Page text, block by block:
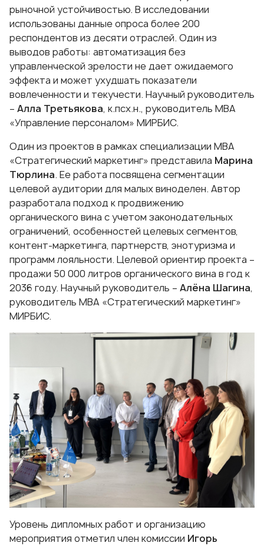
рыночной устойчивостью. В исследовании
использованы данные опроса более 200
респондентов из десяти отраслей. Один из
выводов работы: автоматизация без
управленческой зрелости не дает ожидаемого
эффекта и может ухудшать показатели
вовлеченности и текучести. Научный руководитель
– Алла Третьякова, к.псх.н., руководитель МВА
«Управление персоналом» МИРБИС.
Один из проектов в рамках специализации МВА
«Стратегический маркетинг» представила Марина
Тюрлина. Ее работа посвящена сегментации
целевой аудитории для малых виноделен. Автор
разработала подход к продвижению
органического вина с учетом законодательных
ограничений, особенностей целевых сегментов,
контент-маркетинга, партнерств, энотуризма и
программ лояльности. Целевой ориентир проекта –
продажи 50 000 литров органического вина в год к
2036 году. Научный руководитель – Алёна Шагина,
руководитель МВА «Стратегический маркетинг»
МИРБИС.
Уровень дипломных работ и организацию
мероприятия отметил член комиссии Игорь